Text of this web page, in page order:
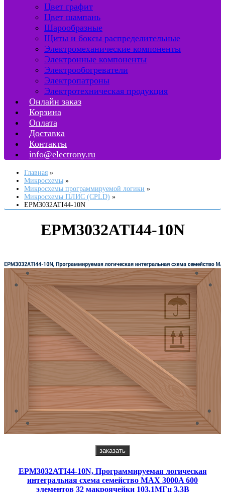
Цвет графит
Цвет шампань
Шарообразные
Щиты и боксы распределительные
Электромеханические компоненты
Электронные компоненты
Электрообогреватели
Электропатроны
Электротехническая продукция
Онлайн заказ
Корзина
Оплата
Доставка
Контакты
info@electrony.ru
Главная
Микросхемы
Микросхемы программируемой логики
Микросхемы ПЛИС (CPLD)
EPM3032ATI44-10N
EPM3032ATI44-10N
заказать
EPM3032ATI44-10N, Программируемая логическая
интегральная схема семейство MAX 3000A 600
элементов 32 макроячейки 103.1МГц 3.3В